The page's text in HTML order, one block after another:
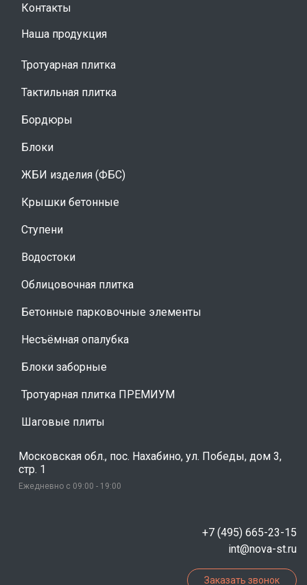
Контакты
Наша продукция
Тротуарная плитка
Тактильная плитка
Бордюры
Блоки
ЖБИ изделия (ФБС)
Крышки бетонные
Ступени
Водостоки
Облицовочная плитка
Бетонные парковочные элементы
Несъёмная опалубка
Блоки заборные
Тротуарная плитка ПРЕМИУМ
Шаговые плиты
Московская обл., пос. Нахабино, ул. Победы, дом 3,
стр. 1
Ежедневно с 09:00 - 19:00
+7 (495) 665-23-15
int@nova-st.ru
Заказать звонок